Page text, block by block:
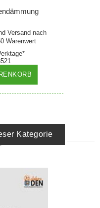
Versand nach
Warenwert
Kategorie